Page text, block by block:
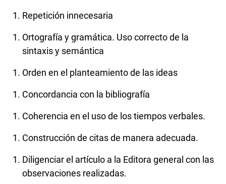
Repetición innecesaria
Ortografía y gramática. Uso correcto de la
sintaxis y semántica
Orden en el planteamiento de las ideas
Concordancia con la bibliografía
Coherencia en el uso de los tiempos verbales.
Construcción de citas de manera adecuada.
Diligenciar el artículo a la Editora general con las
observaciones realizadas.